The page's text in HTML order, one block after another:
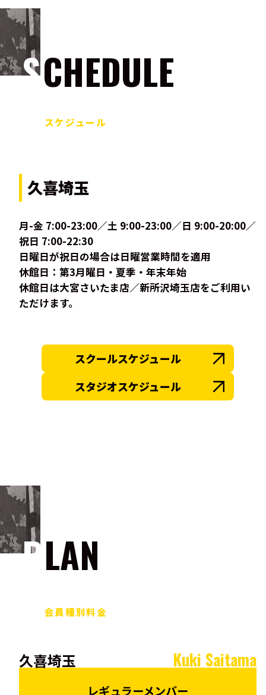
SCHEDULE
スケジュール
久喜埼玉
月-金 7:00-23:00／土 9:00-23:00／日 9:00-20:00／
祝日 7:00-22:30
日曜日が祝日の場合は日曜営業時間を適用
休館日：第3月曜日・夏季・年末年始
休館日は大宮さいたま店／新所沢埼玉店をご利用い
ただけます。
スクールスケジュール
スタジオスケジュール
PLAN
会員種別料金
久喜埼玉 Kuki Saitama
レギュラーメンバー